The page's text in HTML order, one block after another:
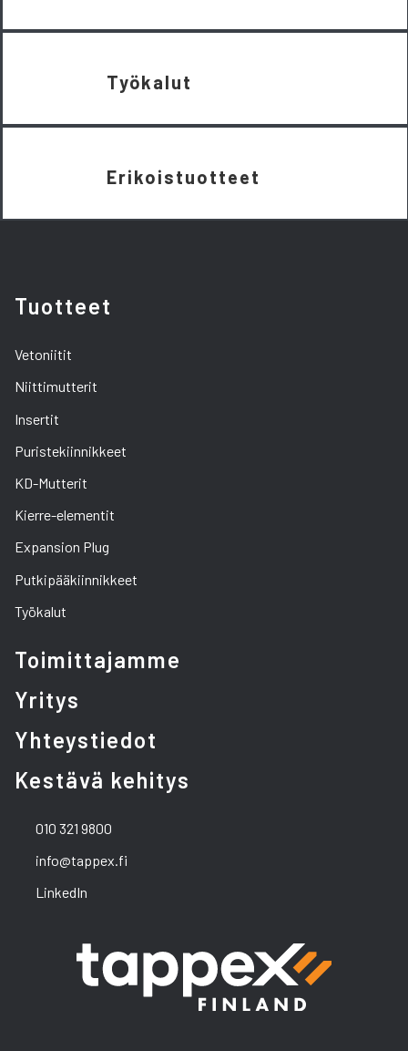
Työkalut
Erikoistuotteet
Tuotteet
Vetoniitit
Niittimutterit
Insertit
Puristekiinnikkeet
KD-Mutterit
Kierre-elementit
Expansion Plug
Putkipääkiinnikkeet
Työkalut
Toimittajamme
Yritys
Yhteystiedot
Kestävä kehitys
010 321 9800
info@tappex.fi
LinkedIn